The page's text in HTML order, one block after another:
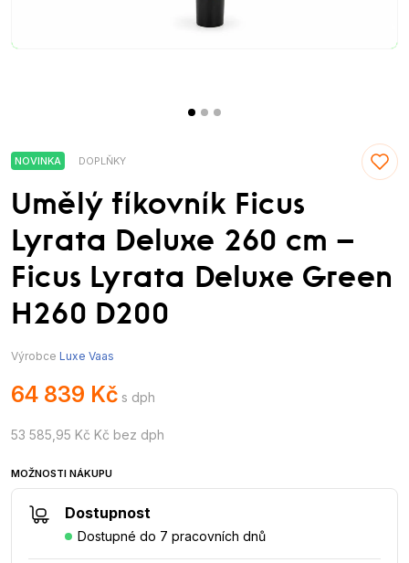
NOVINKA DOPLŇKY
Umělý fíkovník Ficus
Lyrata Deluxe 260 cm –
Ficus Lyrata Deluxe Green
H260 D200
Výrobce Luxe Vaas
64 839 Kč s dph
53 585,95 Kč Kč bez dph
MOŽNOSTI NÁKUPU
Dostupnost
Dostupné do 7 pracovních dnů